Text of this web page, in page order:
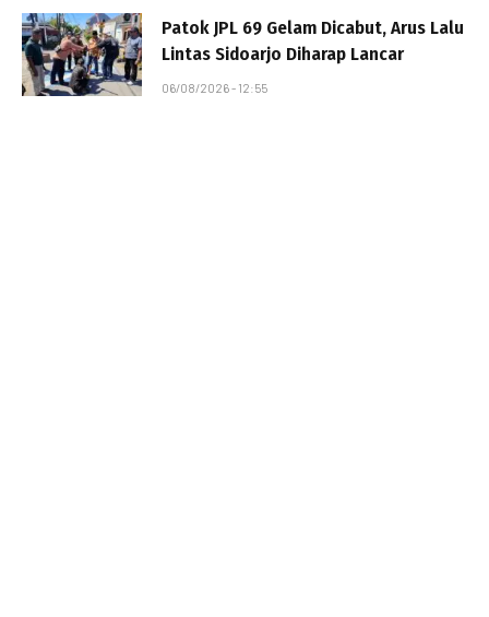
Patok JPL 69 Gelam Dicabut, Arus Lalu
Lintas Sidoarjo Diharap Lancar
06/08/2026 - 12:55